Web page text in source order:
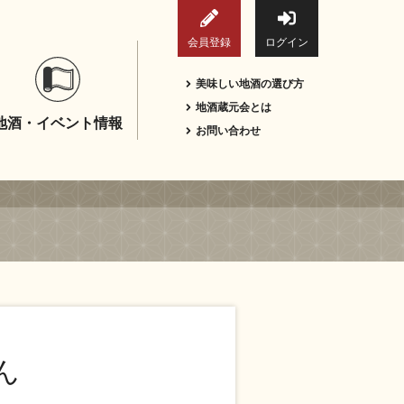
会員登録 ログイン
酒・イベント情報
美味しい地酒の選び方
地酒蔵元会とは
お問い合わせ